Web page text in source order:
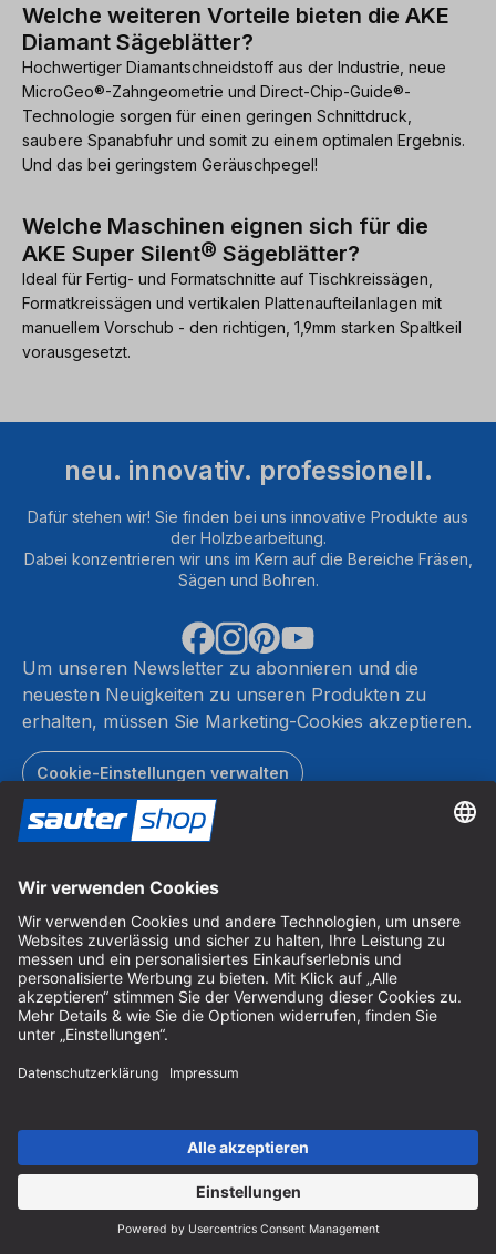
Welche weiteren Vorteile bieten die AKE
Diamant Sägeblätter?
Hochwertiger Diamantschneidstoff aus der Industrie, neue
MicroGeo®-Zahngeometrie und Direct-Chip-Guide®-
Technologie sorgen für einen geringen Schnittdruck,
saubere Spanabfuhr und somit zu einem optimalen Ergebnis.
Und das bei geringstem Geräuschpegel!
Welche Maschinen eignen sich für die
AKE Super Silent® Sägeblätter?
Ideal für Fertig- und Formatschnitte auf Tischkreissägen,
Formatkreissägen und vertikalen Plattenaufteilanlagen mit
manuellem Vorschub - den richtigen, 1,9mm starken Spaltkeil
vorausgesetzt.
neu. innovativ. professionell.
Dafür stehen wir! Sie finden bei uns innovative Produkte aus
der Holzbearbeitung.
Dabei konzentrieren wir uns im Kern auf die Bereiche Fräsen,
Sägen und Bohren.
Um unseren Newsletter zu abonnieren und die
neuesten Neuigkeiten zu unseren Produkten zu
erhalten, müssen Sie Marketing-Cookies akzeptieren.
Cookie-Einstellungen verwalten
Gutscheine
Bereiten Sie Ihren Liebsten eine Freude mit dem sautershop
Gutschein.
Gutschein bestellen
Bestellen Sie gratis den sautershop Katalog und entdecken
Sie unser komplettes Sortiment.